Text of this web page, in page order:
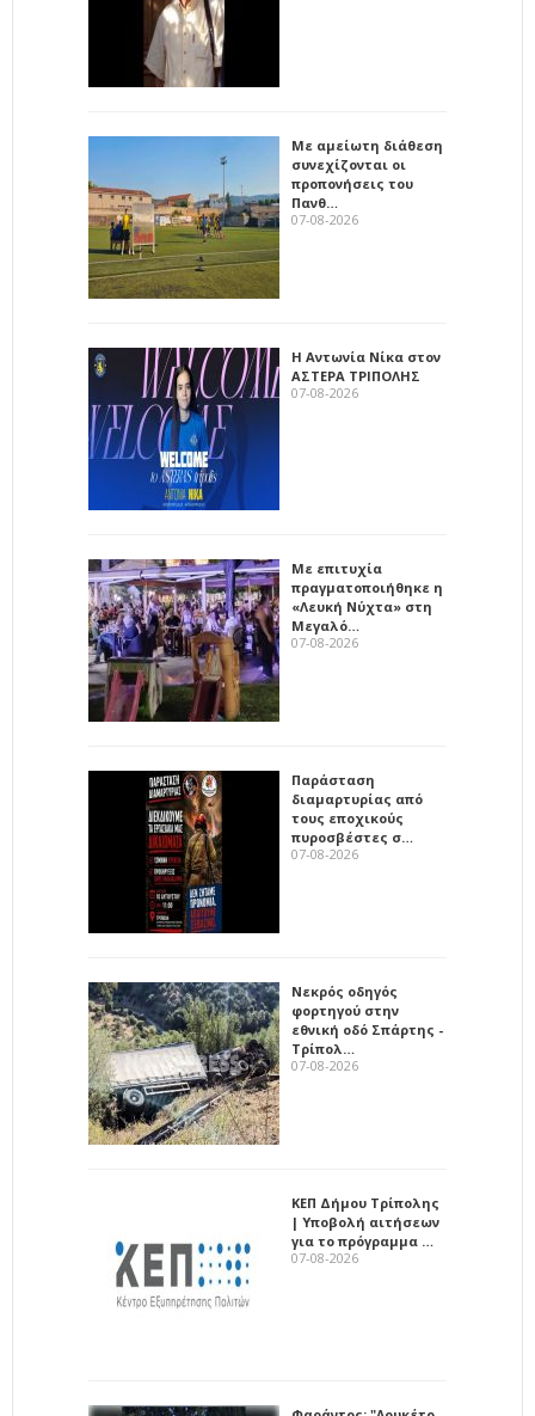
Με αμείωτη διάθεση
συνεχίζονται οι
προπονήσεις του
Πανθ…
07-08-2026
Η Αντωνία Νίκα στον
ΑΣΤΕΡΑ ΤΡΙΠΟΛΗΣ
07-08-2026
Με επιτυχία
πραγματοποιήθηκε η
«Λευκή Νύχτα» στη
Μεγαλό…
07-08-2026
Παράσταση
διαμαρτυρίας από
τους εποχικούς
πυροσβέστες σ…
07-08-2026
Νεκρός οδηγός
φορτηγού στην
εθνική οδό Σπάρτης -
Τρίπολ…
07-08-2026
ΚΕΠ Δήμου Τρίπολης
| Υποβολή αιτήσεων
για το πρόγραμμα …
07-08-2026